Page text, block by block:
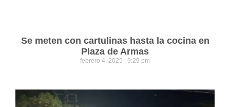
Se meten con cartulinas hasta la cocina en
Plaza de Armas
febrero 4, 2025 9:29 pm